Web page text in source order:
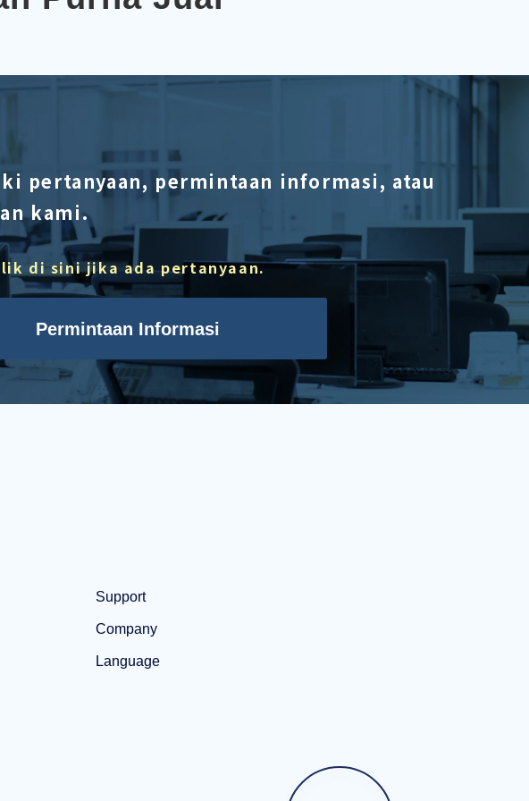
pertanyaan, permintaan informasi, atau
kami.
di sini jika ada pertanyaan.
Permintaan Informasi
Support
Company
Language